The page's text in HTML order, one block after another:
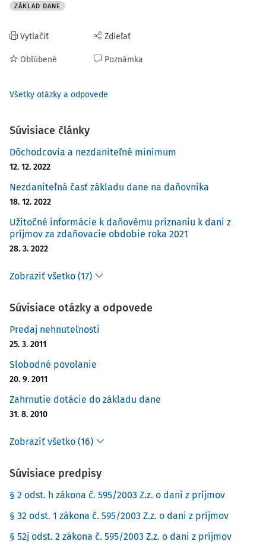
ZÁKLAD DANE
Vytlačiť
Obľúbené
Zdieľať
Poznámka
Všetky otázky a odpovede
Súvisiace články
Dôchodcovia a nezdaniteľné minimum
12. 12. 2022
Nezdaniteľná časť základu dane na daňovníka
18. 12. 2022
Užitočné informácie k daňovému priznaniu k dani z
príjmov za zdaňovacie obdobie roka 2021
28. 3. 2022
Zobraziť všetko (17)
Súvisiace otázky a odpovede
Predaj nehnuteľnosti
25. 3. 2011
Slobodné povolanie
20. 9. 2011
Zahrnutie dotácie do základu dane
31. 8. 2010
Zobraziť všetko (16)
Súvisiace predpisy
§ 2 odst. h zákona č. 595/2003 Z.z. o dani z príjmov
§ 32 odst. 1 zákona č. 595/2003 Z.z. o dani z príjmov
§ 52j odst. 2 zákona č. 595/2003 Z.z. o dani z príjmov